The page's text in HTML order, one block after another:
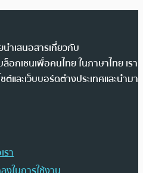
ำเสนอสารเกี่ยวกับ
อกเชนเพื่อคนไทย ในภาษาไทย เรา
และเว็บบอร์ดต่างประเทศและนำมา
รา